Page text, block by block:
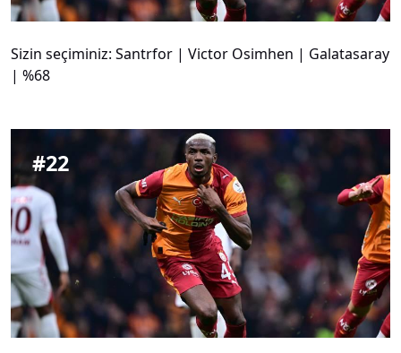
Sizin seçiminiz: Santrfor | Victor Osimhen | Galatasaray
| %68
#22